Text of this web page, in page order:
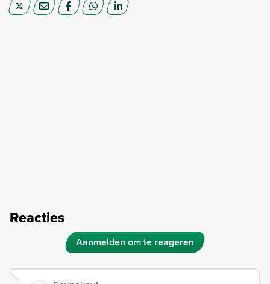
Reacties
Aanmelden om te reageren